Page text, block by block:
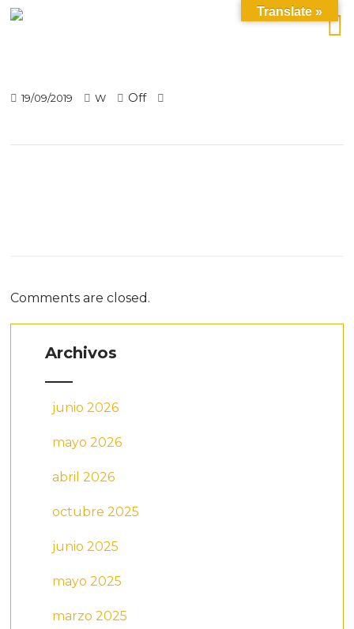
19/09/2019 W Off
Comments are closed.
Archivos
junio 2026
mayo 2026
abril 2026
octubre 2025
junio 2025
mayo 2025
marzo 2025
Translate »